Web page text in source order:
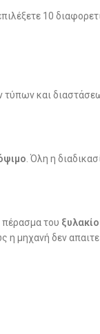
10
και
. Όλη η
πέρασμα του
η μηχανή δεν